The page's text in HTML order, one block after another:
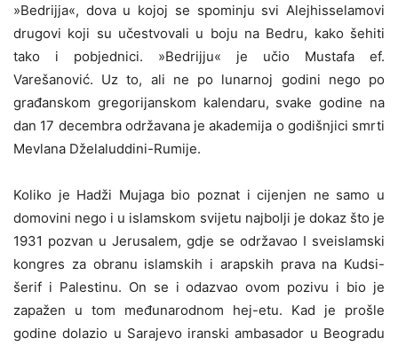
»Bedrijja«, dova u kojoj se spominju svi Alejhisselamovi
drugovi koji su učestvovali u boju na Bedru, kako šehiti
tako i pobjednici. »Bedrijju« je učio Mustafa ef.
Varešanović. Uz to, ali ne po lunarnoj godini nego po
građanskom gregorijanskom kalendaru, svake godine na
dan 17 decembra održavana je akademija o godišnjici smrti
Mevlana Dželaluddini-Rumije.
Koliko je Hadži Mujaga bio poznat i cijenjen ne samo u
domovini nego i u islamskom svijetu najbolji je dokaz što je
1931 pozvan u Jerusalem, gdje se održavao I sveislamski
kongres za obranu islamskih i arapskih prava na Kudsi-
šerif i Palestinu. On se i odazvao ovom pozivu i bio je
zapažen u tom međunarodnom hej-etu. Kad je prošle
godine dolazio u Sarajevo iranski ambasador u Beogradu